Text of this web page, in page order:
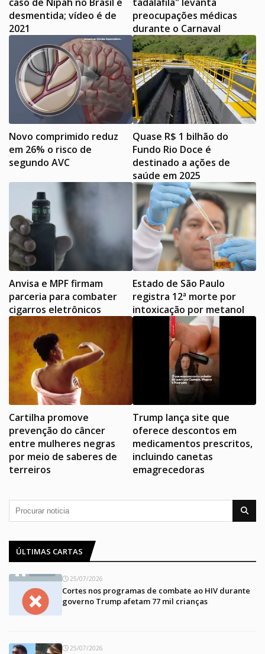
desmentida; vídeo é de
2021
preocupações médicas
durante o Carnaval
Novo comprimido reduz
em 26% o risco de
segundo AVC
Quase R$ 1 bilhão do
Fundo Rio Doce é
destinado a ações de
saúde em 2025
Anvisa e MPF firmam
parceria para combater
cigarros eletrônicos
Estado de São Paulo
registra 12ª morte por
intoxicação por metanol
Cartilha promove
prevenção do câncer
entre mulheres negras
por meio de saberes de
terreiros
Trump lança site que
oferece descontos em
medicamentos prescritos,
incluindo canetas
emagrecedoras
ÚLTIMAS CARTAS
25/07/2026
Cortes nos programas de combate ao HIV durante
governo Trump afetam 77 mil crianças
25/07/2026